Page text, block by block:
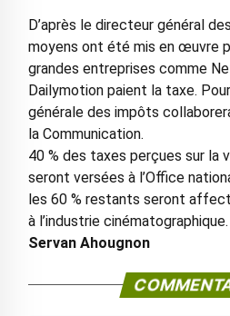
D’après le directeur général
moyens ont été mis en œuvre
grandes entreprises comme
Dailymotion paient la taxe.
générale des impôts
la Communication.
40 % des taxes perçues sur la
seront versées à l’Office
les 60 % restants seront
à l’industrie cinématographique.
Servan Ahougnon